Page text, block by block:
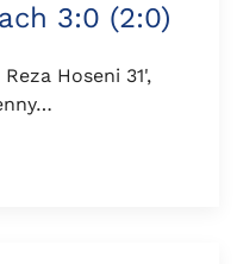
3:0 (2:0)
Hoseni 31',